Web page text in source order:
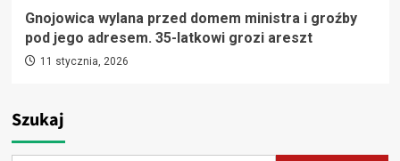
Gnojowica wylana przed domem ministra i groźby
pod jego adresem. 35-latkowi grozi areszt
11 stycznia, 2026
Szukaj